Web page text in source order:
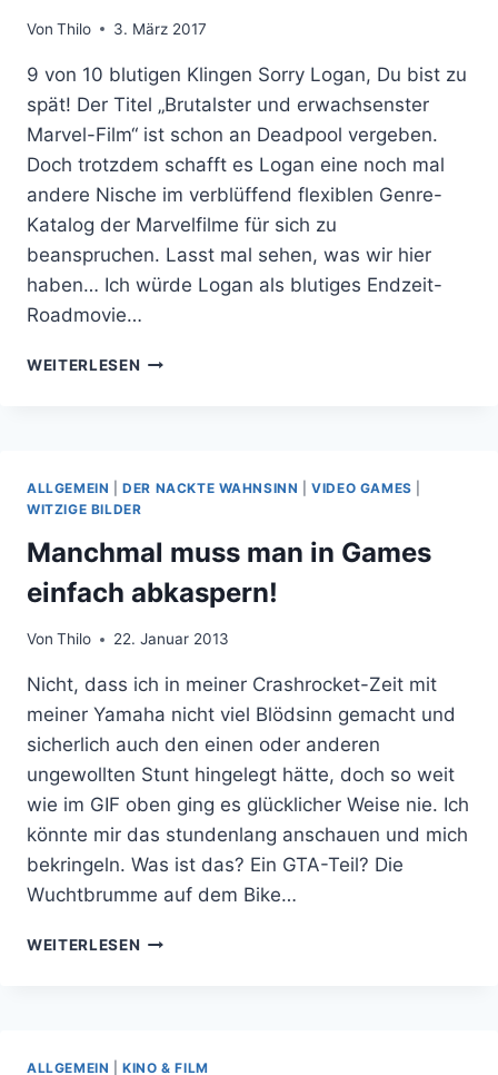
Von Thilo 3. März 2017
9 von 10 blutigen Klingen Sorry Logan, Du bist zu
spät! Der Titel „Brutalster und erwachsenster
Marvel-Film“ ist schon an Deadpool vergeben.
Doch trotzdem schafft es Logan eine noch mal
andere Nische im verblüffend flexiblen Genre-
Katalog der Marvelfilme für sich zu
beanspruchen. Lasst mal sehen, was wir hier
haben… Ich würde Logan als blutiges Endzeit-
Roadmovie…
WEITERLESEN LOGAN
ALLGEMEIN |DER NACKTE WAHNSINN |VIDEO GAMES
WITZIGE BILDER
Manchmal muss man in Games
einfach abkaspern!
Von Thilo 22. Januar 2013
Nicht, dass ich in meiner Crashrocket-Zeit mit
meiner Yamaha nicht viel Blödsinn gemacht und
sicherlich auch den einen oder anderen
ungewollten Stunt hingelegt hätte, doch so weit
wie im GIF oben ging es glücklicher Weise nie. Ich
könnte mir das stundenlang anschauen und mich
bekringeln. Was ist das? Ein GTA-Teil? Die
Wuchtbrumme auf dem Bike…
WEITERLESEN MANCHMAL
ALLGEMEIN |KINO & FILM